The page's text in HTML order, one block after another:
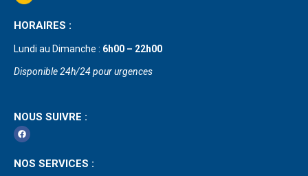
HORAIRES :
Lundi au Dimanche : 6h00 – 22h00
Disponible 24h/24 pour urgences
NOUS SUIVRE :
NOS SERVICES :